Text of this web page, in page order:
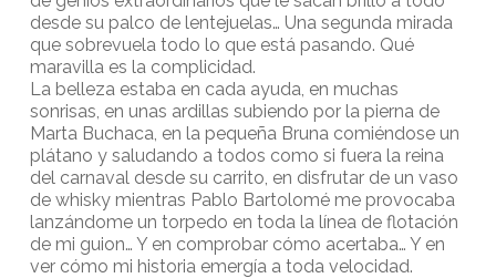
desde su palco de lentejuelas… Una segunda mirada
que sobrevuela todo lo que está pasando. Qué
maravilla es la complicidad.
La belleza estaba en cada ayuda, en muchas
sonrisas, en unas ardillas subiendo por la pierna de
Marta Buchaca, en la pequeña Bruna comiéndose un
plátano y saludando a todos como si fuera la reina
del carnaval desde su carrito, en disfrutar de un vaso
de whisky mientras Pablo Bartolomé me provocaba
lanzándome un torpedo en toda la línea de flotación
de mi guion… Y en comprobar cómo acertaba… Y en
ver cómo mi historia emergía a toda velocidad.